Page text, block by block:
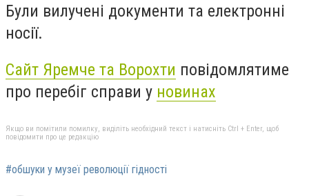
Були вилучені документи та електронні
носії.
Сайт Яремче та Ворохти повідомлятиме
про перебіг справи у новинах
Якщо ви помітили помилку, виділіть необхідний текст і натисніть Ctrl + Enter, щоб
повідомити про це редакцію
#обшуки у музеї революції гідності